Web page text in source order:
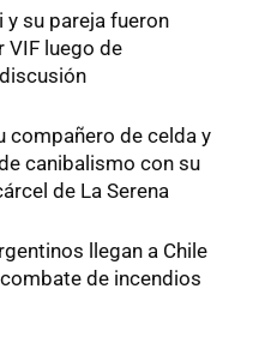
y su pareja fueron
VIF luego de
compañero de celda y
canibalismo con su
de La Serena
llegan a Chile
de incendios